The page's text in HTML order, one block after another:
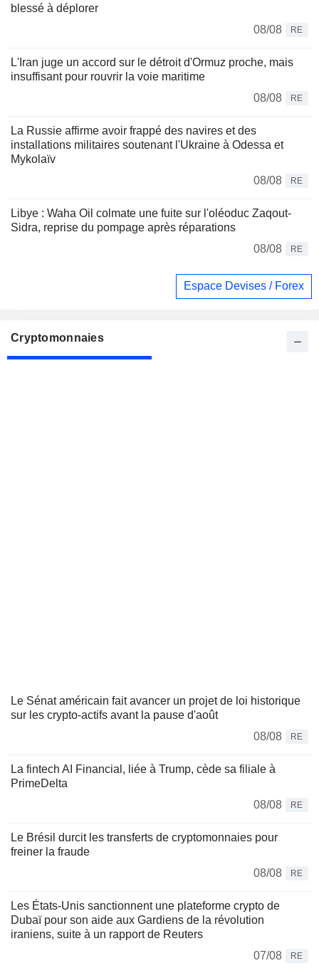
blessé à déplorer
08/08
RE
L'Iran juge un accord sur le détroit d'Ormuz proche, mais
insuffisant pour rouvrir la voie maritime
08/08
RE
La Russie affirme avoir frappé des navires et des
installations militaires soutenant l'Ukraine à Odessa et
Mykolaïv
08/08
RE
Libye : Waha Oil colmate une fuite sur l'oléoduc Zaqout-
Sidra, reprise du pompage après réparations
08/08
RE
Espace Devises / Forex
Cryptomonnaies
Le Sénat américain fait avancer un projet de loi historique
sur les crypto-actifs avant la pause d'août
08/08
RE
La fintech AI Financial, liée à Trump, cède sa filiale à
PrimeDelta
08/08
RE
Le Brésil durcit les transferts de cryptomonnaies pour
freiner la fraude
08/08
RE
Les États-Unis sanctionnent une plateforme crypto de
Dubaï pour son aide aux Gardiens de la révolution
iraniens, suite à un rapport de Reuters
07/08
RE